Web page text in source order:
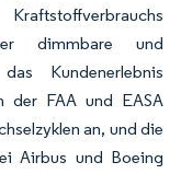
dimmbare und
Kundenerlebnis
der FAA und EASA
an, und die
Airbus und Boeing